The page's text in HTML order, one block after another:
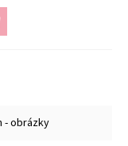
- obrázky